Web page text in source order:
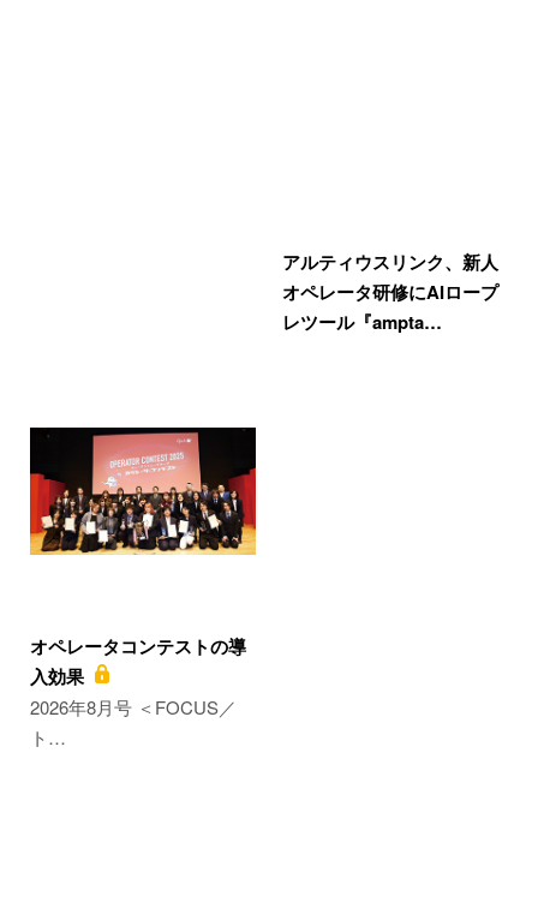
アルティウスリンク、新人
オペレータ研修にAIロープ
レツール『ampta…
オペレータコンテストの導
入効果
2026年8月号 ＜FOCUS／
ト…